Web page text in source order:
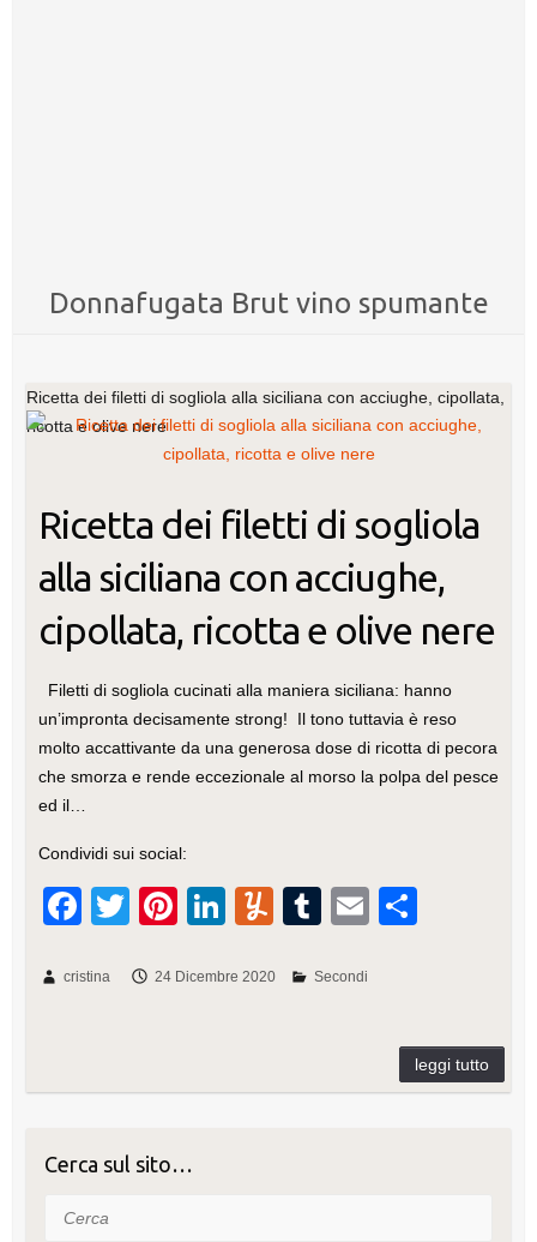
Donnafugata Brut vino spumante
Ricetta dei filetti di sogliola alla siciliana con acciughe, cipollata,
ricotta e olive nere
Ricetta dei filetti di sogliola
alla siciliana con acciughe,
cipollata, ricotta e olive nere
Filetti di sogliola cucinati alla maniera siciliana: hanno
un’impronta decisamente strong! Il tono tuttavia è reso
molto accattivante da una generosa dose di ricotta di pecora
che smorza e rende eccezionale al morso la polpa del pesce
ed il…
Condividi sui social:
F
c
o
k
T
tt
Pi
er
Li
k
n
Y
m
T
m
E
vi
di
cristina 24 Dicembre 2020 Secondi
Cerca sul sito…
Cerca